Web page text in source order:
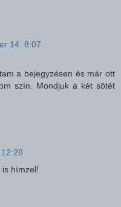
14. 8:07
a bejegyzésen és már ott
szín. Mondjuk a két sötét
is hímzel!